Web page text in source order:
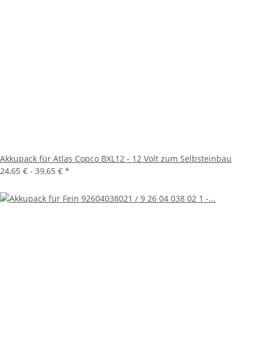
Akkupack für Atlas Copco BXL12 - 12 Volt zum Selbsteinbau
24,65 € - 39,65 € *